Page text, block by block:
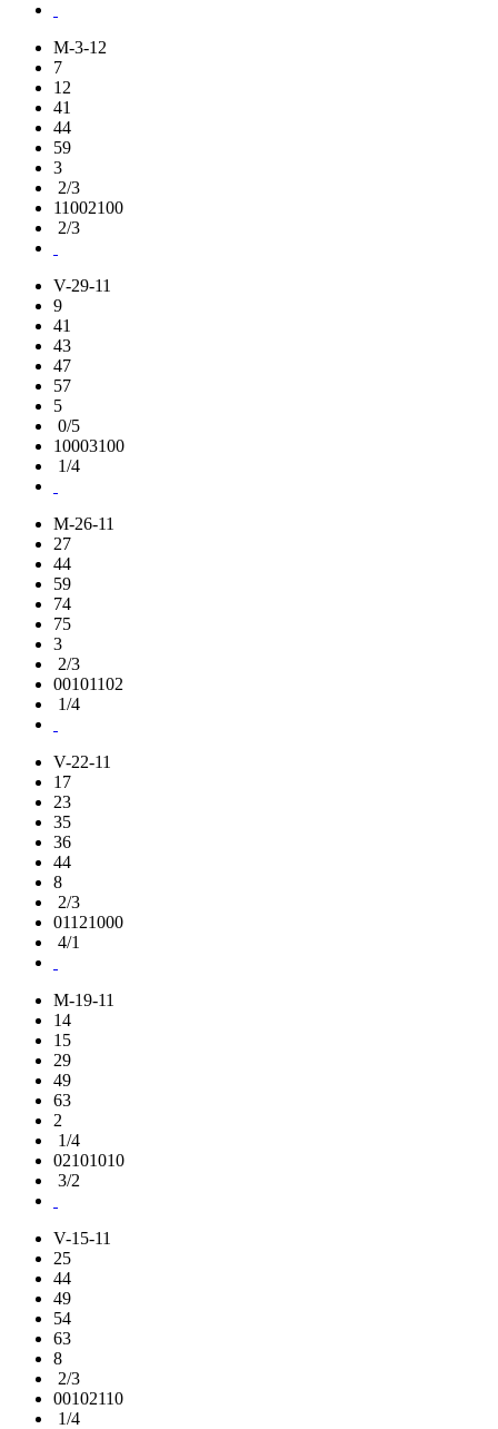
M-3-12
7
12
41
44
59
3
2/3
11002100
2/3
V-29-11
9
41
43
47
57
5
0/5
10003100
1/4
M-26-11
27
44
59
74
75
3
2/3
00101102
1/4
V-22-11
17
23
35
36
44
8
2/3
01121000
4/1
M-19-11
14
15
29
49
63
2
1/4
02101010
3/2
V-15-11
25
44
49
54
63
8
2/3
00102110
1/4